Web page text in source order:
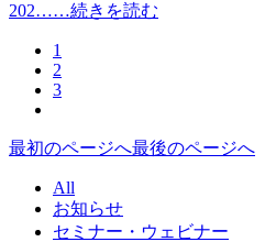
202……続きを読む
1
2
3
最初のページへ最後のページへ
All
お知らせ
セミナー・ウェビナー